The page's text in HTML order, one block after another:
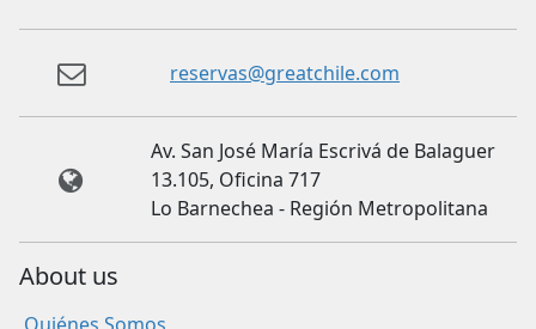
reservas@greatchile.com
Av. San José María Escrivá de Balaguer
13.105, Oficina 717
Lo Barnechea - Región Metropolitana
About us